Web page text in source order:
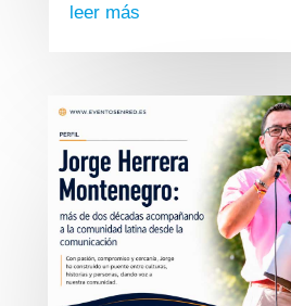
leer más